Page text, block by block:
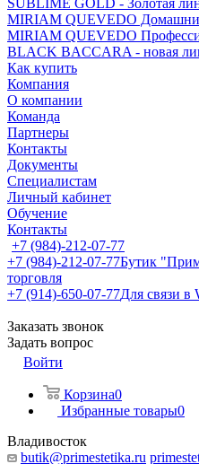
SUBLIME GOLD - Золотая
MIRIAM QUEVEDO
MIRIAM QUEVEDO
BLACK BACCARA - новая
Как купить
Компания
О компании
Команда
Партнеры
Контакты
Документы
Специалистам
Личный кабинет
Обучение
Контакты
+7 (984)-212-07-77
+7 (984)-212-07-77Бутик
торговля
+7 (914)-650-07-77Для связи в
Заказать звонок
Задать вопрос
Войти
Корзина0
Избранные товары0
Владивосток
butik@primestetika.ru